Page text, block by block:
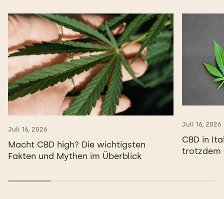
Juli 16, 2026
Macht CBD high? Die wichtigsten
Fakten und Mythen im Überblick
Juli 16, 2026
CBD in
trotzdem